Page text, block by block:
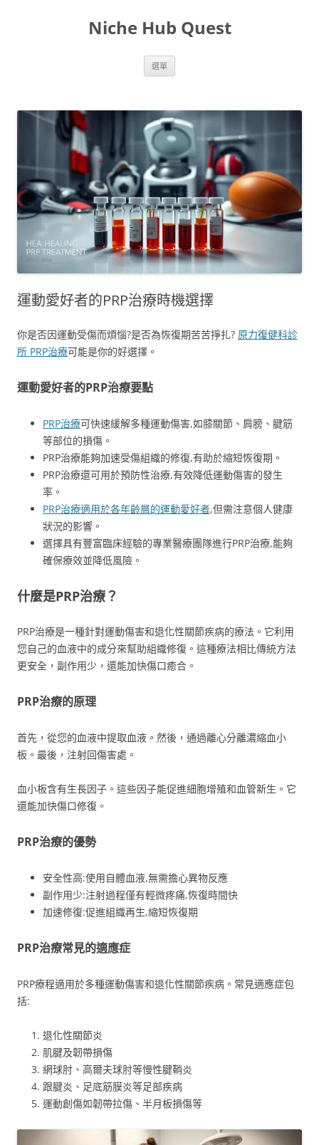
Niche Hub Quest
選單
運動愛好者的PRP治療時機選擇
你是否因運動受傷而煩惱?是否為恢復期苦苦掙扎? 原力復健科診
所 PRP治療可能是你的好選擇。
運動愛好者的PRP治療要點
PRP治療可快速緩解多種運動傷害,如膝關節、肩膀、腱筋
等部位的損傷。
PRP治療能夠加速受傷組織的修復,有助於縮短恢復期。
PRP治療還可用於預防性治療,有效降低運動傷害的發生
率。
PRP治療適用於各年齡層的運動愛好者,但需注意個人健康
狀況的影響。
選擇具有豐富臨床經驗的專業醫療團隊進行PRP治療,能夠
確保療效並降低風險。
什麼是PRP治療？
PRP治療是一種針對運動傷害和退化性關節疾病的療法。它利用
您自己的血液中的成分來幫助組織修復。這種療法相比傳統方法
更安全，副作用少，還能加快傷口癒合。
PRP治療的原理
首先，從您的血液中提取血液。然後，通過離心分離濃縮血小
板。最後，注射回傷害處。
血小板含有生長因子。這些因子能促進細胞增殖和血管新生。它
還能加快傷口修復。
PRP治療的優勢
安全性高:使用自體血液,無需擔心異物反應
副作用少:注射過程僅有輕微疼痛,恢復時間快
加速修復:促進組織再生,縮短恢復期
PRP治療常見的適應症
PRP療程適用於多種運動傷害和退化性關節疾病。常見適應症包
括:
退化性關節炎
肌腱及韌帶損傷
網球肘、高爾夫球肘等慢性腱鞘炎
跟腱炎、足底筋膜炎等足部疾病
運動創傷如韌帶拉傷、半月板損傷等